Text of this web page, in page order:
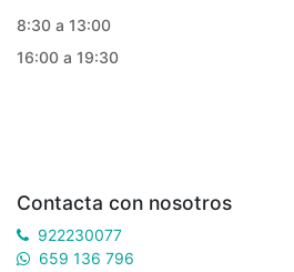
8:30 a 13:00
16:00 a 19:30
Contacta con nosotros
922230077
659 136 796